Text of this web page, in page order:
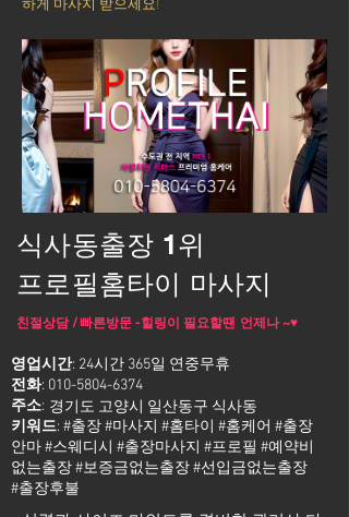
식사동출장 1위
프로필홈타이 마사지
친절상담 / 빠른방문 -힐링이 필요할땐 언제나 ~♥
영업시간: 24시간 365일 연중무휴
전화: 010-5804-6374
주소:
키워드: #출장 #마사지 #홈타이 #홈케어 #출장
안마 #스웨디시 #출장마사지 #프로필 #예약비
없는출장 #보증금없는출장 #선입금없는출장
#출장후불
경기도 고양시 일산동구 식사동